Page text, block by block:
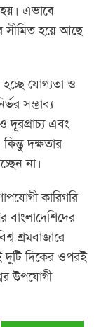
এভাবে
সীমিত হয়ে আছে
হচ্ছে যোগ্যতা ও
সম্ভাব্য
দূরপ্রাচ্য এবং
দক্ষতার
না।
কারিগরি
বাংলাদেশিদের
শ্রমবাজারে
দুটি দিকের ওপরই
উপযোগী